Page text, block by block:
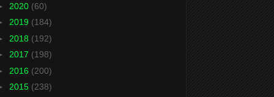
2020 (60)
2019 (184)
2018 (192)
2017 (198)
2016 (200)
2015 (238)